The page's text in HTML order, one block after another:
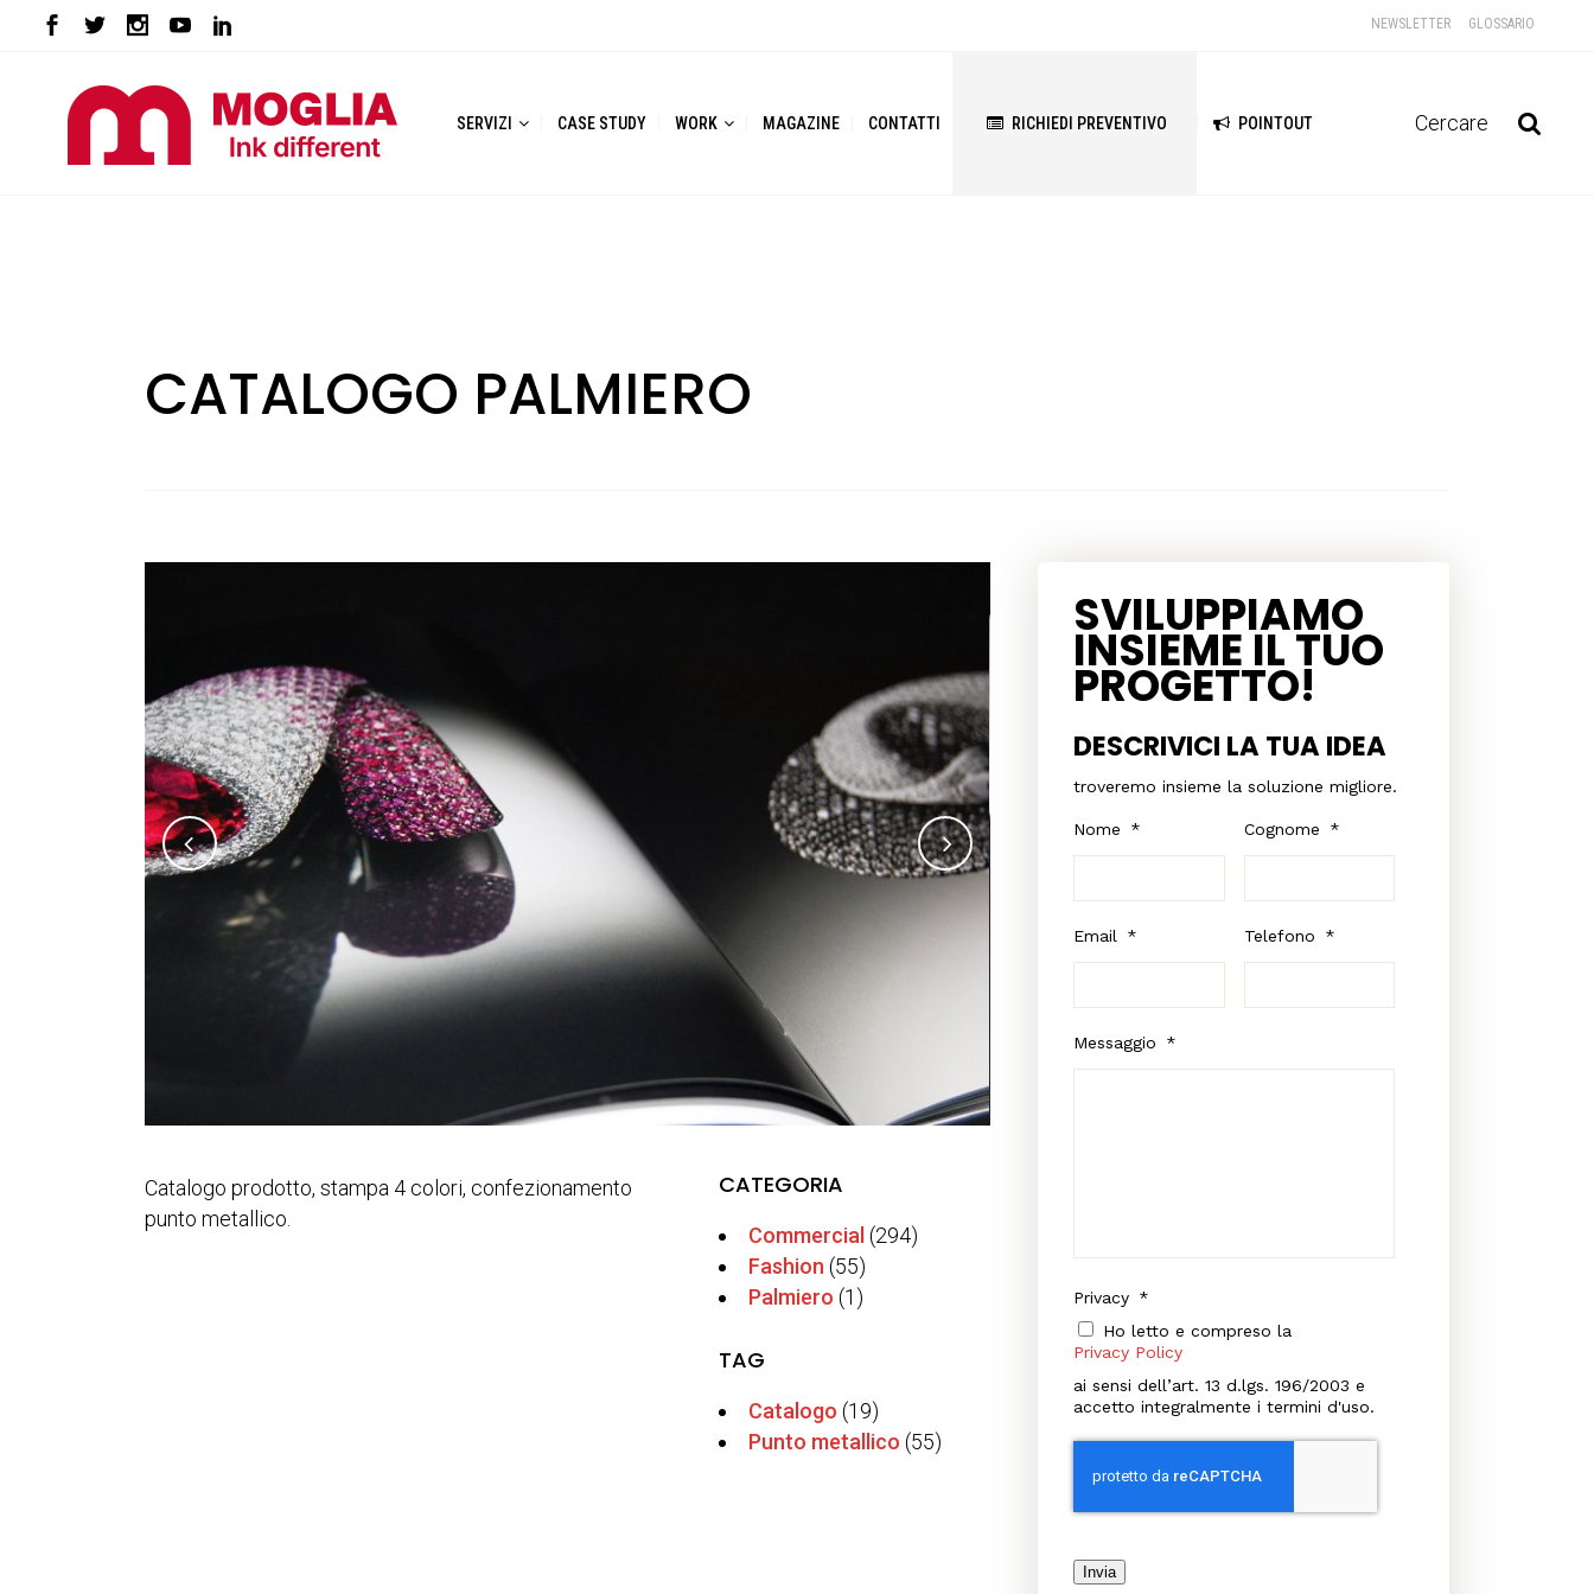
NEWSLETTER GLOSSARIO
Cercare
SERVIZI CASE STUDY WORK MAGAZINE CONTATTI RICHIEDI PREVENTIVO POINTOUT
CATALOGO PALMIERO
Catalogo prodotto, stampa 4 colori, confezionamento
punto metallico.
CATEGORIA
Commercial(294)
Fashion (55)
Palmiero (1)
TAG
Catalogo (19)
Punto metallico (55)
SVILUPPIAMO
INSIEME IL TUO
PROGETTO!
DESCRIVICI LA TUA IDEA
troveremo insieme la soluzione migliore.
Nome * Cognome *
Email * Telefono *
Messaggio *
Privacy *
Ho letto e compreso la
Privacy Policy
ai sensi dell’art. 13 d.lgs. 196/2003 e
accetto integralmente i termini d'uso.
Invia